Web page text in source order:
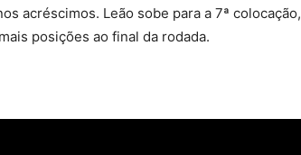
acréscimos. Leão sobe para a 7ª colocação,
posições ao final da rodada.